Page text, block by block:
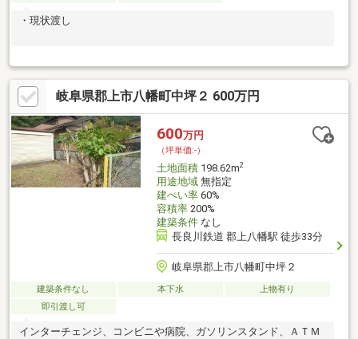
・現状渡し
岐阜県郡上市八幡町中坪２ 600万円
600万円
（坪単価:-）
土地面積198.62m2
用途地域無指定
建ぺい率60%
容積率200%
建築条件なし
長良川鉄道 郡上八幡駅 徒歩33分
岐阜県郡上市八幡町中坪２
建築条件なし 本下水
上物有り
即引渡し可
インターチェンジ、コンビニや病院、ガソリンスタンド、ＡＴＭ